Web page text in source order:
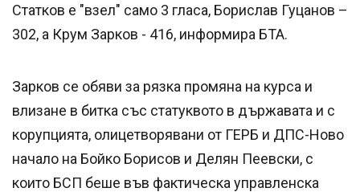
Статков е "взел" само 3 гласа, Борислав Гуцанов –
302, а Крум Зарков - 416, информира БТА.
Зарков се обяви за рязка промяна на курса и
влизане в битка със статуквото в държавата и с
корупцията, олицетворявани от ГЕРБ и ДПС-Ново
начало на Бойко Борисов и Делян Пеевски, с
които БСП беше във фактическа управленска